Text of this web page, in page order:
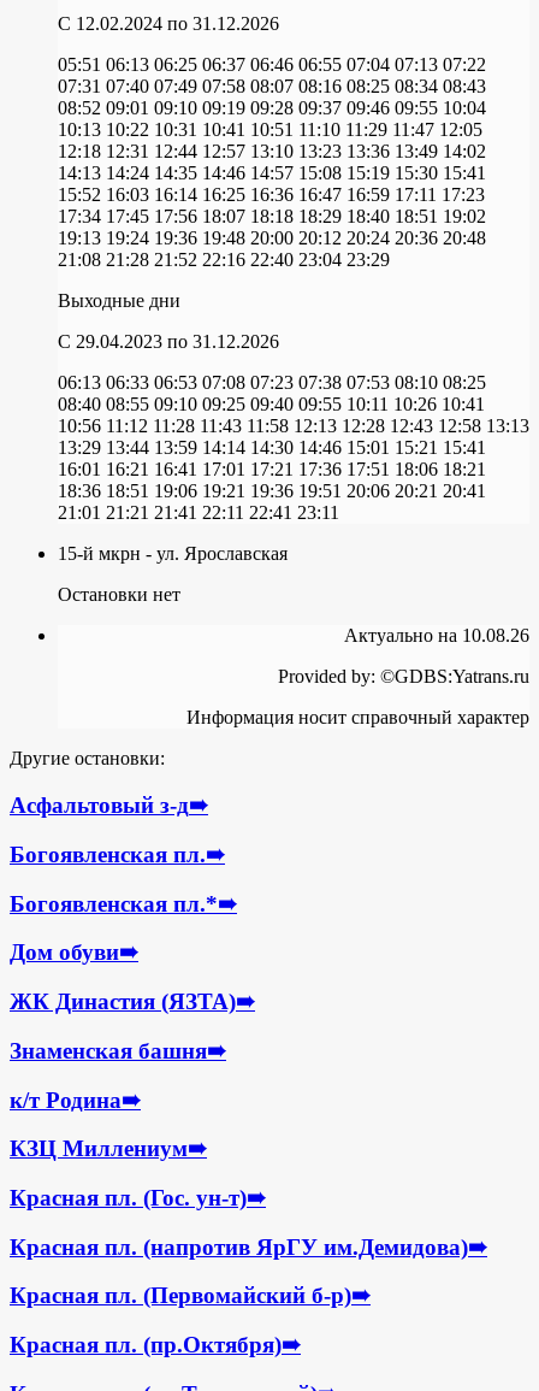
C 12.02.2024 по 31.12.2026
05:51 06:13 06:25 06:37 06:46 06:55 07:04 07:13 07:22
07:31 07:40 07:49 07:58 08:07 08:16 08:25 08:34 08:43
08:52 09:01 09:10 09:19 09:28 09:37 09:46 09:55 10:04
10:13 10:22 10:31 10:41 10:51 11:10 11:29 11:47 12:05
12:18 12:31 12:44 12:57 13:10 13:23 13:36 13:49 14:02
14:13 14:24 14:35 14:46 14:57 15:08 15:19 15:30 15:41
15:52 16:03 16:14 16:25 16:36 16:47 16:59 17:11 17:23
17:34 17:45 17:56 18:07 18:18 18:29 18:40 18:51 19:02
19:13 19:24 19:36 19:48 20:00 20:12 20:24 20:36 20:48
21:08 21:28 21:52 22:16 22:40 23:04 23:29
Выходные дни
C 29.04.2023 по 31.12.2026
06:13 06:33 06:53 07:08 07:23 07:38 07:53 08:10 08:25
08:40 08:55 09:10 09:25 09:40 09:55 10:11 10:26 10:41
10:56 11:12 11:28 11:43 11:58 12:13 12:28 12:43 12:58 13:13
13:29 13:44 13:59 14:14 14:30 14:46 15:01 15:21 15:41
16:01 16:21 16:41 17:01 17:21 17:36 17:51 18:06 18:21
18:36 18:51 19:06 19:21 19:36 19:51 20:06 20:21 20:41
21:01 21:21 21:41 22:11 22:41 23:11
15-й мкрн - ул. Ярославская
Остановки нет
Актуально на 10.08.26
Provided by: ©GDBS:Yatrans.ru
Информация носит справочный характер
Другие остановки:
Асфальтовый з-д➠
Богоявленская пл.➠
Богоявленская пл.*➠
Дом обуви➠
ЖК Династия (ЯЗТА)➠
Знаменская башня➠
к/т Родина➠
КЗЦ Миллениум➠
Красная пл. (Гос. ун-т)➠
Красная пл. (напротив ЯрГУ им.Демидова)➠
Красная пл. (Первомайский б-р)➠
Красная пл. (пр.Октября)➠